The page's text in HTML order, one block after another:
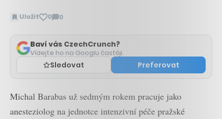
Uložit 0 0
Zobrazit
Baví vás CzechCrunch?
Vídejte ho na Googlu častěji.
Sledovat Preferovat
Michal Barabas už sedmým rokem pracuje jako
anesteziolog na jednotce intenzivní péče pražské